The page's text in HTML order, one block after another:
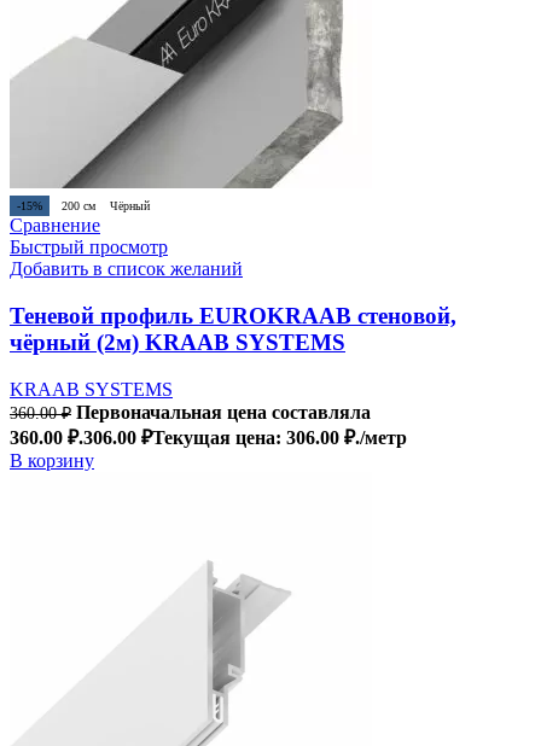
-15% 200 см Чёрный
Сравнение
Быстрый просмотр
Добавить в список желаний
Теневой профиль EUROKRAAB стеновой,
чёрный (2м) KRAAB SYSTEMS
KRAAB SYSTEMS
360.00₽ Первоначальная цена составляла
360.00 ₽.306.00 ₽Текущая цена: 306.00 ₽./метр
В корзину